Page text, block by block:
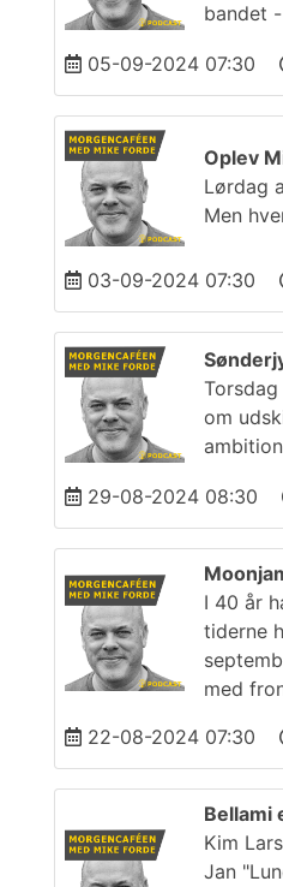
bandet
05-09-2024 07:30
Oplev
Lørdag
Men
03-09-2024 07:30
om
29-08-2024 08:30
I 40 år
tiderne
med
22-08-2024 07:30
Bellami
Kim
Jan